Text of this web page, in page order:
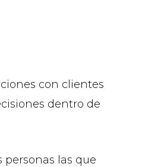
con clientes
dentro de
las que